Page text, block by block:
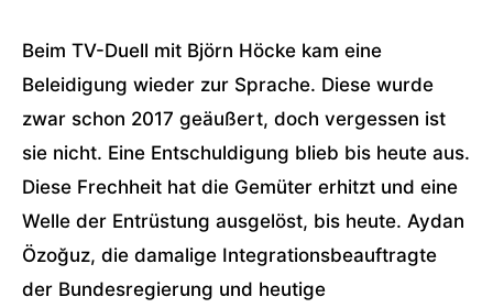
Beim TV-Duell mit Björn Höcke kam eine
Beleidigung wieder zur Sprache. Diese wurde
zwar schon 2017 geäußert, doch vergessen ist
sie nicht. Eine Entschuldigung blieb bis heute aus.
Diese Frechheit hat die Gemüter erhitzt und eine
Welle der Entrüstung ausgelöst, bis heute. Aydan
Özoğuz, die damalige Integrationsbeauftragte
der Bundesregierung und heutige